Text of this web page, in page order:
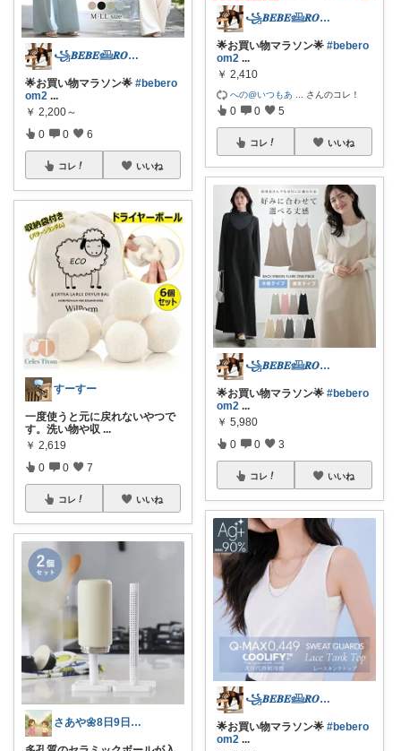
꧁𝑩𝑬𝑩𝑬𓊝𝑹𝑶𝑶𝑴꧂
🌟お買い物マラソン🌟 #bebero
om2 ...
￥ 2,200～
0 0 6
コレ いいね
すーすー
一度使うと元に戻れないやつで
す。洗い物や収 ...
￥ 2,619
0 0 7
コレ いいね
さあや🌼8日9日有難うございます
꧁𝑩𝑬𝑩𝑬𓊝𝑹𝑶𝑶𝑴꧂
🌟お買い物マラソン🌟 #bebero
om2 ...
￥ 2,410
への@いつもあ さんのコレ！
0 0 5
コレ いいね
꧁𝑩𝑬𝑩𝑬𓊝𝑹𝑶𝑶𝑴꧂
🌟お買い物マラソン🌟 #bebero
om2 ...
￥ 5,980
0 0 3
コレ いいね
꧁𝑩𝑬𝑩𝑬𓊝𝑹𝑶𝑶𝑴꧂
🌟お買い物マラソン🌟 #bebero
om2 ...